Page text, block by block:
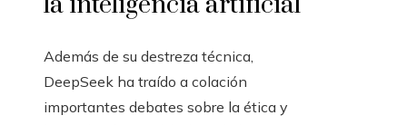
Además de su destreza técnica,
DeepSeek ha traído a colación
importantes debates sobre la ética y